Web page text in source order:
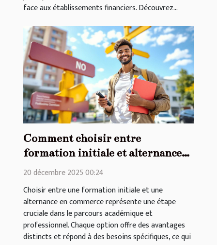
face aux établissements financiers. Découvrez...
Comment choisir entre
formation initiale et alternance
en commerce ?
20 décembre 2025 00:24
Choisir entre une formation initiale et une
alternance en commerce représente une étape
cruciale dans le parcours académique et
professionnel. Chaque option offre des avantages
distincts et répond à des besoins spécifiques, ce qui